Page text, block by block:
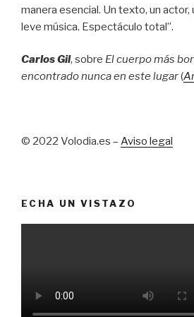
manera esencial. Un texto, un actor,
leve música. Espectáculo total”.
Carlos Gil, sobre El cuerpo más
encontrado nunca en este lugar(
© 2022 Volodia.es – Aviso legal
ECHA UN VISTAZO